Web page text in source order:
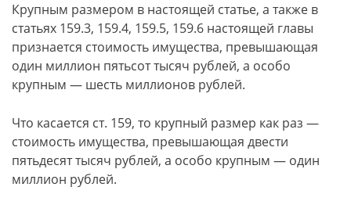
Крупным размером в настоящей статье, а также в
статьях 159.3, 159.4, 159.5, 159.6 настоящей главы
признается стоимость имущества, превышающая
один миллион пятьсот тысяч рублей, а особо
крупным — шесть миллионов рублей.
Что касается ст. 159, то крупный размер как раз —
стоимость имущества, превышающая двести
пятьдесят тысяч рублей, а особо крупным — один
миллион рублей.